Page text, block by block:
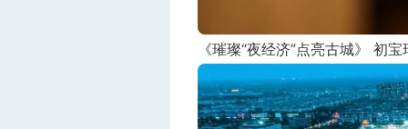
《璀璨“夜经济”点亮古城》 初宝